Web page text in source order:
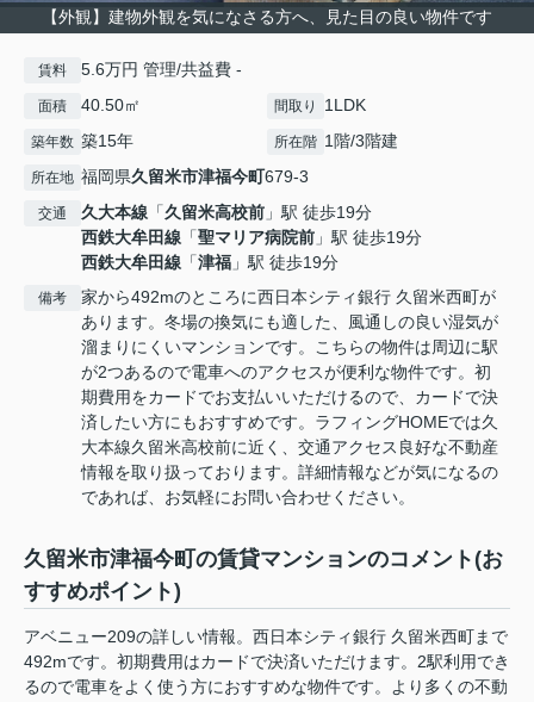
【外観】建物外観を気になさる方へ、見た目の良い物件です
賃料 5.6万円 管理/共益費 -
面積 40.50㎡ 間取り 1LDK
築年数 築15年 所在階 1階/3階建
所在地 福岡県久留米市津福今町679-3
交通 久大本線 「久留米高校前 」駅 徒歩19分
西鉄大牟田線 「聖マリア病院前 」駅 徒歩19分
西鉄大牟田線 「津福 」駅 徒歩19分
備考
家から492mのところに西日本シティ銀行 久留米西町が
あります。冬場の換気にも適した、風通しの良い湿気が
溜まりにくいマンションです。こちらの物件は周辺に駅
が2つあるので電車へのアクセスが便利な物件です。初
期費用をカードでお支払いいただけるので、カードで決
済したい方にもおすすめです。ラフィングHOMEでは久
大本線久留米高校前に近く、交通アクセス良好な不動産
情報を取り扱っております。詳細情報などが気になるの
であれば、お気軽にお問い合わせください。
久留米市津福今町の賃貸マンションのコメント(お
すすめポイント)
アベニュー209の詳しい情報。西日本シティ銀行 久留米西町まで
492mです。初期費用はカードで決済いただけます。2駅利用でき
るので電車をよく使う方におすすめな物件です。より多くの不動